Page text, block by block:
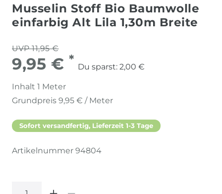
Musselin Stoff Bio Baumwolle
einfarbig Alt Lila 1,30m Breite
UVP 11,95 €
9,95 € *
Du sparst: 2,00 €
Inhalt 1 Meter
Grundpreis 9,95 € / Meter
Sofort versandfertig, Lieferzeit 1-3 Tage
Artikelnummer 94804